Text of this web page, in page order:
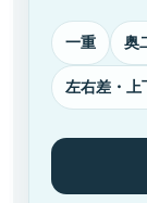
一重 奥
左右差・上